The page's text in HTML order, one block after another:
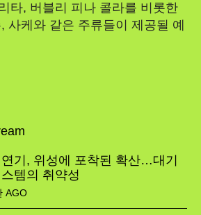
타, 버블리 피나 콜라를 비롯한
사케와 같은 주류들이 제공될 예
기, 위성에 포착된 확산…대기
템의 취약성
AGO